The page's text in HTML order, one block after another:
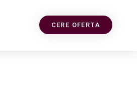
CERE OFERTA